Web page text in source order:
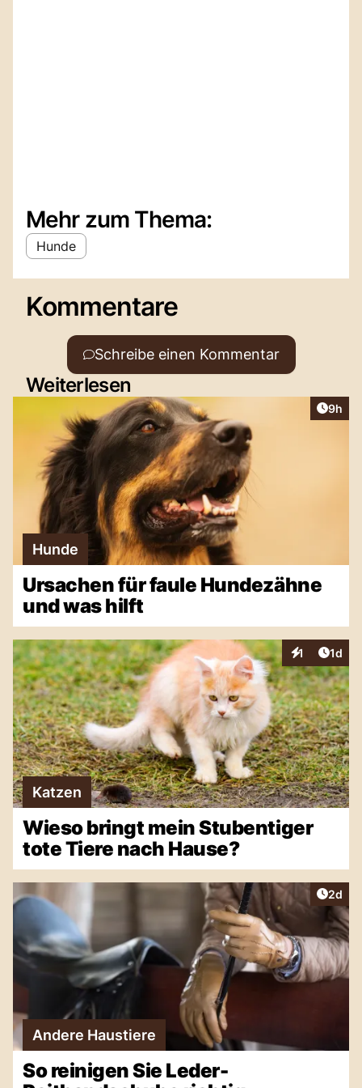
Mehr zum Thema:
Hunde
Kommentare
Schreibe einen Kommentar
Weiterlesen
9h
Hunde
Ursachen für faule Hundezähne
und was hilft
1
Interaktionen
1d
Katzen
Wieso bringt mein Stubentiger
tote Tiere nach Hause?
2d
Andere Haustiere
So reinigen Sie Leder-